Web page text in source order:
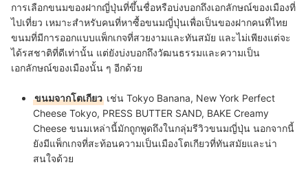
การเลือกขนมของฝากญี่ปุ่นที่ขึ้นชื่อหรือบ่งบอกถึงเอกลักษณ์ของเมืองที่
ไปเที่ยว เหมาะสำหรับคนที่หาซื้อขนมญี่ปุ่นเพื่อเป็นของฝากคนที่ไทย
ขนมที่มีการออกแบบแพ็กเกจที่สวยงามและทันสมัย และไม่เพียงแต่จะ
ได้รสชาติที่ดีเท่านั้น แต่ยังบ่งบอกถึงวัฒนธรรมและความเป็น
เอกลักษณ์ของเมืองนั้น ๆ อีกด้วย
ขนมจากโตเกียว เช่น Tokyo Banana, New York Perfect
Cheese Tokyo, PRESS BUTTER SAND, BAKE Creamy
Cheese ขนมเหล่านี้มักถูกพูดถึงในกลุ่มรีวิวขนมญี่ปุ่น นอกจากนี้
ยังมีแพ็กเกจที่สะท้อนความเป็นเมืองโตเกียวที่ทันสมัยและน่า
สนใจด้วย